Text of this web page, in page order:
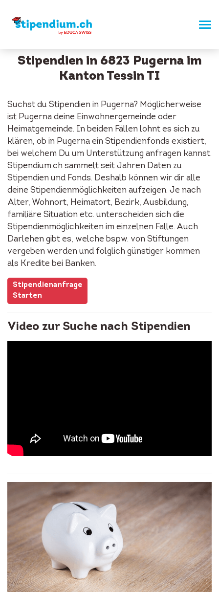
Stipendien in 6823 Pugerna im
Kanton Tessin TI
Suchst du Stipendien in Pugerna? Möglicherweise
ist Pugerna deine Einwohnergemeinde oder
Heimatgemeinde. In beiden Fällen lohnt es sich zu
klären, ob in Pugerna ein Stipendienfonds existiert,
bei welchem Du um Unterstützung anfragen kannst.
Stipendium.ch sammelt seit Jahren Daten zu
Stipendien und Fonds. Deshalb können wir dir alle
deine Stipendienmöglichkeiten aufzeigen. Je nach
Alter, Wohnort, Heimatort, Bezirk, Ausbildung,
familiäre Situation etc. unterscheiden sich die
Stipendienmöglichkeiten im einzelnen Falle. Auch
Darlehen gibt es, welche bspw. von Stiftungen
vergeben werden und folglich günstiger kommen
als Kredite bei Banken.
Stipendienanfrage
Starten
Video zur Suche nach Stipendien